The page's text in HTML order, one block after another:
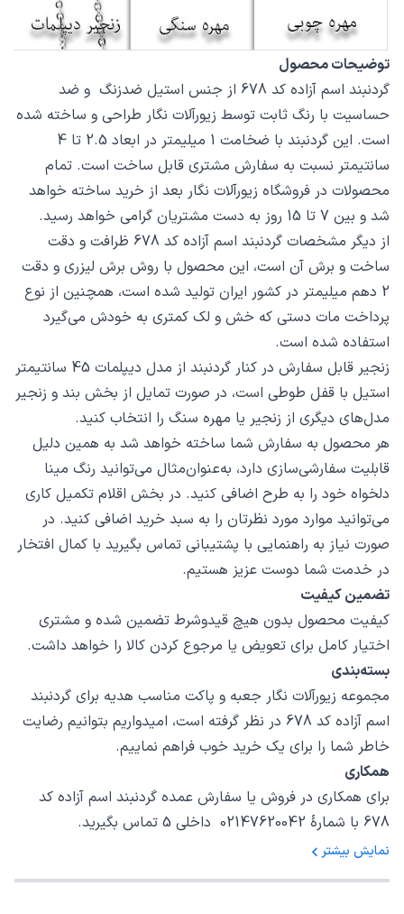
توضیحات محصول
گردنبند اسم آزاده کد 678 از جنس استیل ضدزنگ و ضد
حساسیت با رنگ ثابت توسط زیورآلات نگار طراحی و ساخته شده
است. این گردنبند با ضخامت 1 میلیمتر در ابعاد 2.5 تا 4
سانتیمتر نسبت به سفارش مشتری قابل ساخت است. تمام
محصولات در فروشگاه زیورآلات نگار بعد از خرید ساخته خواهد
شد و بین 7 تا 15 روز به دست مشتریان گرامی خواهد رسید.
از دیگر مشخصات گردنبند اسم آزاده کد 678 ظرافت و دقت
ساخت و برش آن است، این محصول با روش برش لیزری و دقت
2 دهم میلیمتر در کشور ایران تولید شده است، همچنین از نوع
پرداخت مات دستی که خش و لک کمتری به خودش می‌گیرد
استفاده شده است.
زنجیر قابل سفارش در کنار گردنبند از مدل دیپلمات 45 سانتیمتر
استیل با قفل طوطی است، در صورت تمایل از بخش بند و زنجیر
مدل‌های دیگری از زنجیر یا مهره سنگ را انتخاب کنید.
هر محصول به سفارش شما ساخته خواهد شد به همین دلیل
قابلیت سفارشی‌سازی دارد، به‌عنوان‌مثال می‌توانید رنگ مینا
دلخواه خود را به طرح اضافی کنید. در بخش اقلام تکمیل کاری
می‌توانید موارد مورد نظرتان را به سبد خرید اضافی کنید. در
صورت نیاز به راهنمایی با پشتیبانی تماس بگیرید با کمال افتخار
در خدمت شما دوست عزیز هستیم.
تضمین کیفیت
کیفیت محصول بدون هیچ قیدوشرط تضمین شده و مشتری
اختیار کامل برای تعویض یا مرجوع کردن کالا را خواهد داشت.
بسته‌بندی
مجموعه زیورآلات نگار جعبه و پاکت مناسب هدیه برای گردنبند
اسم آزاده کد 678 در نظر گرفته است، امیدواریم بتوانیم رضایت
خاطر شما را برای یک خرید خوب فراهم نماییم.
همکاری
برای همکاری در فروش یا سفارش عمده گردنبند اسم آزاده کد
678 با شمارهٔ 02147620042 داخلی 5 تماس بگیرید.
نمایش بیشتر